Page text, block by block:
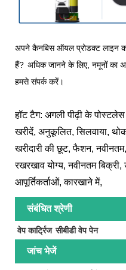
अपने कैनबिस ऑयल प्रोडक्ट लाइन
हैं? अधिक जानने के लिए, नमूनों का
हमसे संपर्क करें।
हॉट टैग: अगली पीढ़ी के
खरीदें, अनुकूलित, सिलवाया,
खरीदारी की छूट, फैशन,
रखरखाव योग्य, नवीनतम बिक्री,
आपूर्तिकर्ताओं, कारखाने में,
संबंधित श्रेणी
वेप कार्ट्रिज सीबीडी वेप पेन
जांच भेजें